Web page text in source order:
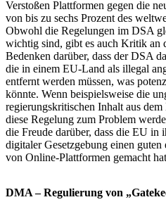
Verstoßen Plattformen gegen die
von bis zu sechs Prozent des
Obwohl die Regelungen im DSA
wichtig sind, gibt es auch Kritik an
Bedenken darüber, dass der DSA
die in einem EU-Land als illegal
entfernt werden müssen, was
könnte. Wenn beispielsweise die
regierungskritischen Inhalt aus
diese Regelung zum Problem
die Freude darüber, dass die EU in
digitaler Gesetzgebung einen
von Online-Plattformen gemacht
DMA – Regulierung von